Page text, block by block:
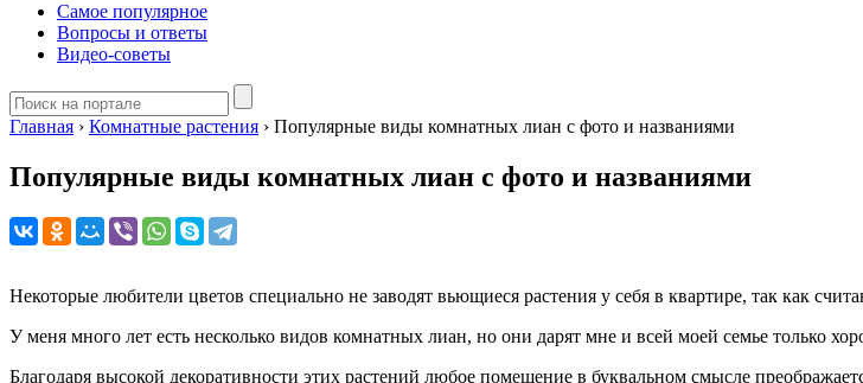
Самое популярное
Вопросы и ответы
Видео-советы
Главная › Комнатные растения › Популярные виды комнатных лиан с фото и названиями
Популярные виды комнатных лиан с фото и названиями
Некоторые любители цветов специально не заводят вьющиеся растения у себя в квартире, так как
У меня много лет есть несколько видов комнатных лиан, но они дарят мне и всей моей семье только
Благодаря высокой декоративности этих растений любое помещение в буквальном смысле